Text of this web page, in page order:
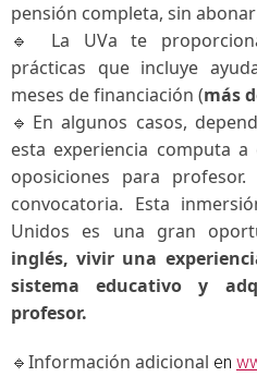
pensión completa, sin
🔹 La UVa te
prácticas que incluye
meses de financiación (más
🔹En algunos casos,
esta experiencia computa
oposiciones para
convocatoria. Esta
Unidos es una gran
inglés, vivir una
sistema educativo y
profesor.
🔹Información adicional en